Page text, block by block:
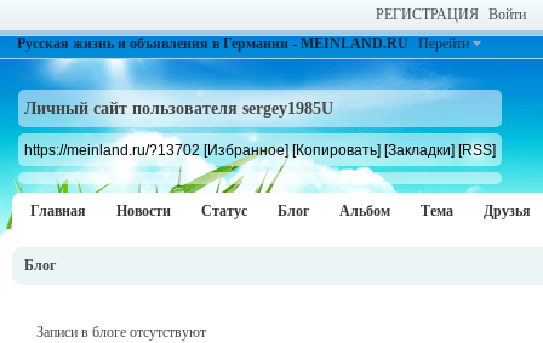
РЕГИСТРАЦИЯ Войти
Русская жизнь и объявления в Германии - MEINLAND.RU Перейти
Личный сайт пользователя sergey1985U
https://meinland.ru/?13702 [Избранное] [Копировать] [Закладки] [RSS]
Главная Новости Статус Блог Альбом Тема Друзья
Блог
Записи в блоге отсутствуют